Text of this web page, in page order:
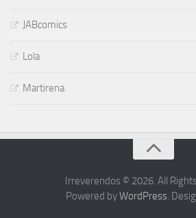
JABcomics
Lola
Martirena
Irreverendos © 2026. All
Powered byWordPress.